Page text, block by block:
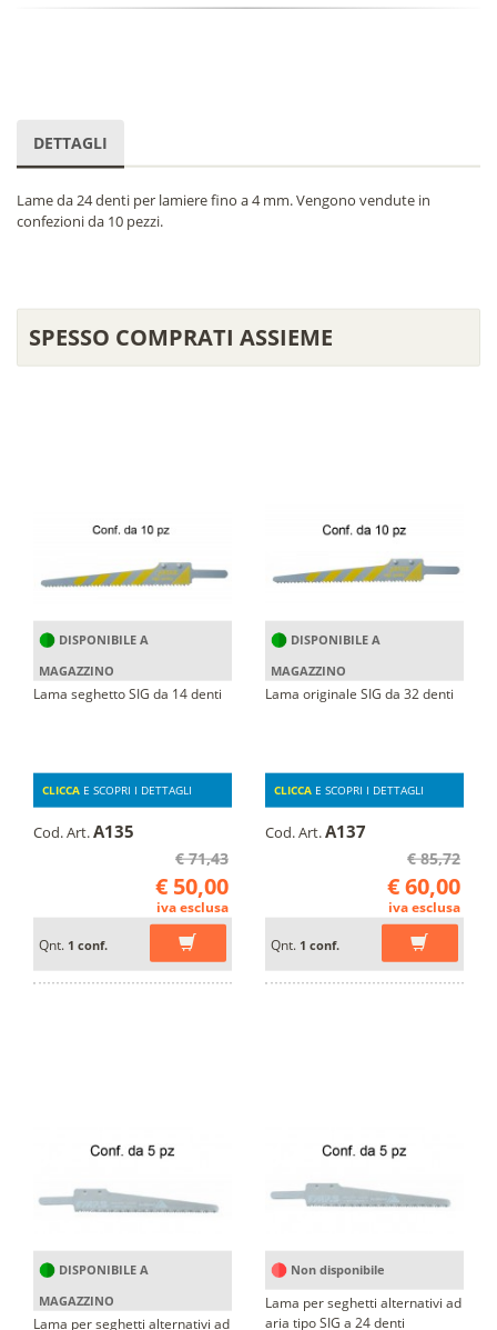
DETTAGLI
Lame da 24 denti per lamiere fino a 4 mm. Vengono vendute in
confezioni da 10 pezzi.
SPESSO COMPRATI ASSIEME
DISPONIBILE A
MAGAZZINO
Lama seghetto SIG da 14 denti
CLICCA E SCOPRI I DETTAGLI
Cod. Art.A135
€ 71,43
€ 50,00
iva esclusa
Qnt. 1 conf.
DISPONIBILE A
MAGAZZINO
Lama originale SIG da 32 denti
CLICCA E SCOPRI I DETTAGLI
Cod. Art.A137
€ 85,72
€ 60,00
iva esclusa
Qnt. 1 conf.
DISPONIBILE A
MAGAZZINO
Lama per seghetti alternativi ad
Non disponibile
Lama per seghetti alternativi ad
aria tipo SIG a 24 denti